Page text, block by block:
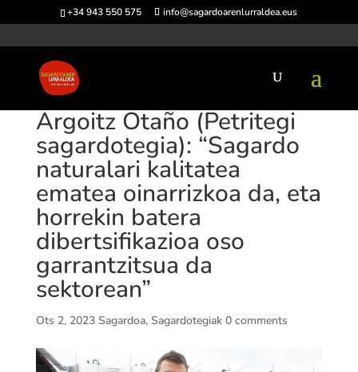
+34 943 550 575 info@sagardoarenlurraldea.eus
Argoitz Otaño (Petritegi
sagardotegia): “Sagardo
naturalari kalitatea
ematea oinarrizkoa da, eta
horrekin batera
dibertsifikazioa oso
garrantzitsua da
sektorean”
Ots 2, 2023 Sagardoa, Sagardotegiak 0 comments